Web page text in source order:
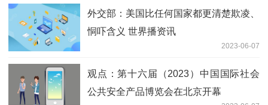
外交部：美国比任何国家都更清楚欺凌、
恫吓含义 世界播资讯
2023-06-07
观点：第十六届（2023）中国国际社会
公共安全产品博览会在北京开幕